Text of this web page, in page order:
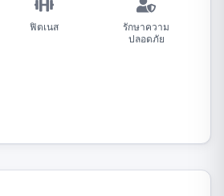
ฟิตเนส
รักษาความ
ปลอดภัย